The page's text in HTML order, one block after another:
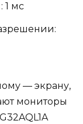
1 мс
— экрану,
мониторы